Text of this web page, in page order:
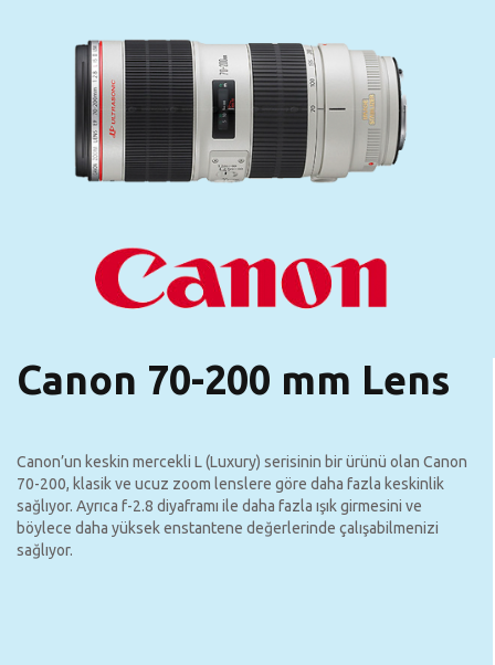
Canon 70-200 mm Lens
Canon’un keskin mercekli L (Luxury) serisinin bir ürünü olan Canon
70-200, klasik ve ucuz zoom lenslere göre daha fazla keskinlik
sağlıyor. Ayrıca f-2.8 diyaframı ile daha fazla ışık girmesini ve
böylece daha yüksek enstantene değerlerinde çalışabilmenizi
sağlıyor.